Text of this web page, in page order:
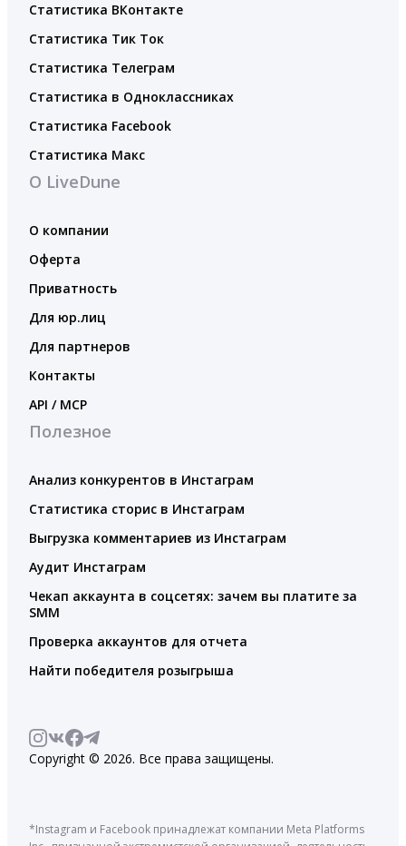
Статистика ВКонтакте
Статистика Тик Ток
Статистика Телеграм
Статистика в Одноклассниках
Статистика Facebook
Статистика Макс
О LiveDune
О компании
Оферта
Приватность
Для юр.лиц
Для партнеров
Контакты
API / MCP
Полезное
Анализ конкурентов в Инстаграм
Статистика сторис в Инстаграм
Выгрузка комментариев из Инстаграм
Аудит Инстаграм
Чекап аккаунта в соцсетях: зачем вы платите за
SMM
Проверка аккаунтов для отчета
Найти победителя розыгрыша
Copyright © 2026. Все права защищены.
*Instagram и Facebook принадлежат компании Meta Platforms